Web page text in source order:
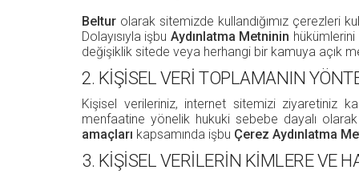
Beltur olarak sitemizde kullandığımız çerezleri
Dolayısıyla işbu Aydınlatma Metninin
değişiklik sitede veya herhangi bir kamuya açık
2. KİŞİSEL VERİ TOPLAMANIN
Kişisel verileriniz, internet sitemizi ziyaretiniz
menfaatine yönelik hukuki sebebe dayalı
amaçları kapsamında işbu Çerez Aydınlatma
3. KİŞİSEL VERİLERİN KİMLERE VE